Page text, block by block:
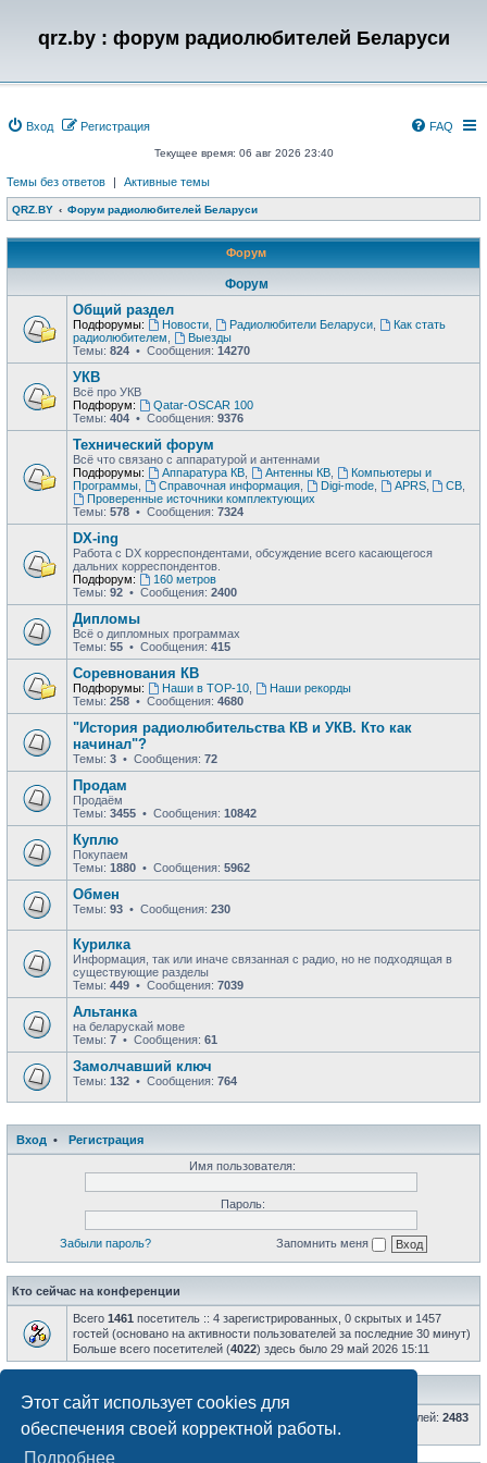
Этот сайт использует cookies для
обеспечения своей корректной работы.
Подробнее
qrz.by : форум радиолюбителей Беларуси
Вход Регистрация FAQ
Текущее время: 06 авг 2026 23:40
Темы без ответов | Активные темы
QRZ.BY Форум радиолюбителей Беларуси
Форум
Форум
Общий раздел
Подфорумы: Новости, Радиолюбители Беларуси,
Как стать
радиолюбителем
Выезды
Темы: 824 • Сообщения: 14270
УКВ
Всё про УКВ
Подфорум:
Qatar-OSCAR 100
Темы: 404 • Сообщения: 9376
Технический форум
Всё что связано с аппаратурой и антеннами
Подфорумы:
Аппаратура КВ, Антенны КВ,
Компьютеры и
Программы
Справочная информация, Digi-mode, APRS, CB
Проверенные источники комплектующих
Темы: 578 • Сообщения: 7324
DX-ing
Работа с DX корреспондентами, обсуждение всего касающегося
дальних корреспондентов.
Подфорум:
160 метров
Темы: 92 • Сообщения: 2400
Дипломы
Всё о дипломных программах
Темы: 55 • Сообщения: 415
Соревнования КВ
Подфорумы: Наши в ТОР-10,
Наши рекорды
Темы: 258 • Сообщения: 4680
"История радиолюбительства КВ и УКВ. Кто как
начинал"?
Темы: 3 • Сообщения: 72
Продам
Продаём
Темы: 3455 • Сообщения: 10842
Куплю
Покупаем
Темы: 1880 • Сообщения: 5962
Обмен
Темы: 93 • Сообщения: 230
Курилка
Информация, так или иначе связанная с радио, но не подходящая в
существующие разделы
Темы: 449 • Сообщения: 7039
Альтанка
на беларускай мове
Темы: 7 • Сообщения: 61
Замолчавший ключ
Темы: 132 • Сообщения: 764
Вход •
Регистрация
Имя пользователя:
Пароль:
Забыли пароль? Запомнить меня
Кто сейчас на конференции
Всего 1461 посетитель :: 4 зарегистрированных, 0 скрытых и 1457
гостей (основано на активности пользователей за последние 30 минут)
Больше всего посетителей (4022) здесь было 29 май 2026 15:11
• Всего пользователей: 2483
• Новый пользователь: AlexRKR